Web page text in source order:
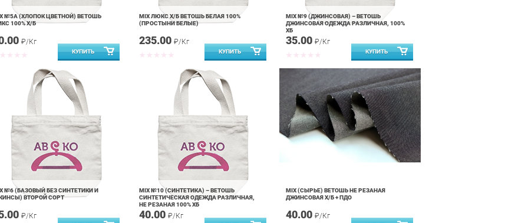
№5А (ХЛОПОК ЦВЕТНОЙ) ВЕТОШЬ
100% Х/Б
₽/Кг
MIX ЛЮКС Х/Б ВЕТОШЬ БЕЛАЯ 100%
(ПРОСТЫНИ БЕЛЫЕ)
235.00 ₽/Кг
MIX №9 (ДЖИНСОВАЯ) – ВЕТОШЬ
ДЖИНСОВАЯ ОДЕЖДА РАЗЛИЧНАЯ, 100%
ХБ
35.00 ₽/Кг
№6 (БАЗОВЫЙ БЕЗ СИНТЕТИКИ И
ВТОРОЙ СОРТ
₽/Кг
MIX №10 (СИНТЕТИКА) – ВЕТОШЬ
СИНТЕТИЧЕСКАЯ ОДЕЖДА РАЗЛИЧНАЯ,
НЕ РЕЗАНАЯ 100% ХБ
40.00 ₽/Кг
MIX (СЫРЬЕ) ВЕТОШЬ НЕ РЕЗАНАЯ
ДЖИНСОВАЯ Х/Б + ПДО
40.00 ₽/Кг